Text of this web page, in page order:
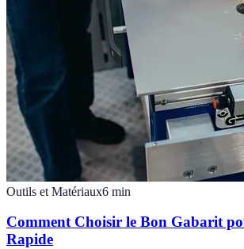
Outils et Matériaux6 min
Comment Choisir le Bon Gabarit
Rapide